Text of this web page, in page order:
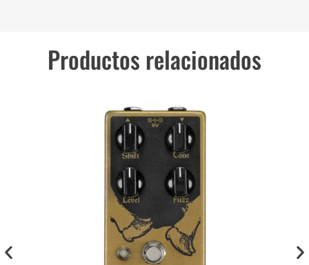
Productos relacionados